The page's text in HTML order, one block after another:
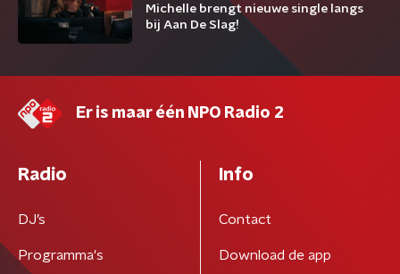
Michelle brengt nieuwe single langs
bij Aan De Slag!
Er is maar één NPO Radio 2
Radio
DJ’s
Programma's
Info
Contact
Download de app